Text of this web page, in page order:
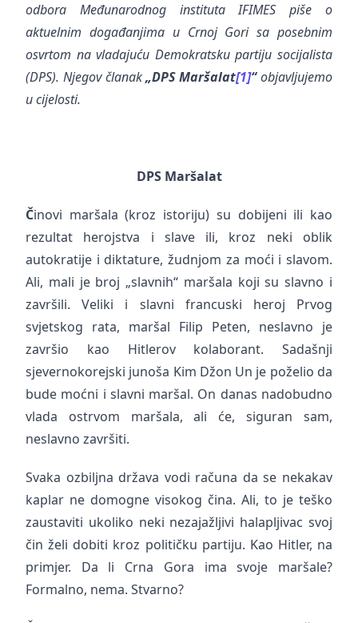
odbora Međunarodnog instituta IFIMES piše o
aktuelnim događanjima u Crnoj Gori sa posebnim
osvrtom na vladajuću Demokratsku partiju socijalista
(DPS). Njegov članak„DPS Maršalat[1]“objavljujemo
u cijelosti.
DPS Maršalat
Činovi maršala (kroz istoriju) su dobijeni ili kao
rezultat herojstva i slave ili, kroz neki oblik
autokratije i diktature, žudnjom za moći i slavom.
Ali, mali je broj „slavnih“ maršala koji su slavno i
završili. Veliki i slavni francuski heroj Prvog
svjetskog rata, maršal Filip Peten, neslavno je
završio kao Hitlerov kolaborant. Sadašnji
sjevernokorejski junoša Kim Džon Un je poželio da
bude moćni i slavni maršal. On danas nadobudno
vlada ostrvom maršala, ali će, siguran sam,
neslavno završiti.
Svaka ozbiljna država vodi računa da se nekakav
kaplar ne domogne visokog čina. Ali, to je teško
zaustaviti ukoliko neki nezajažljivi halapljivac svoj
čin želi dobiti kroz političku partiju. Kao Hitler, na
primjer. Da li Crna Gora ima svoje maršale?
Formalno, nema. Stvarno?